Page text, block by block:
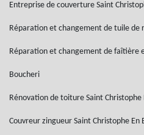
Entreprise de couverture Saint
Réparation et changement de tuile de
Réparation et changement de faîtière
Boucheri
Rénovation de toiture Saint Christophe
Couvreur zingueur Saint Christophe En